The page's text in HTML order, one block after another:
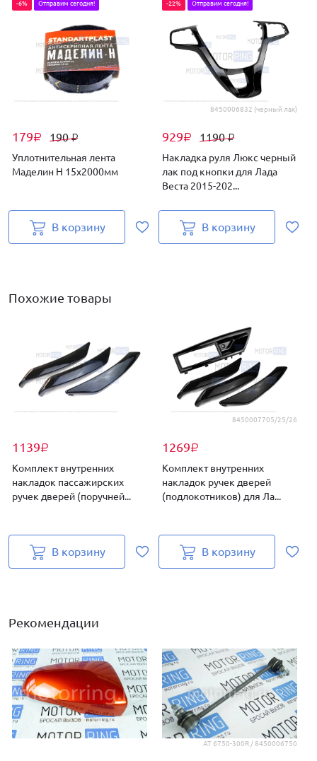
179₽ 190₽
-6% Отправим сегодня!
Уплотнительная лента
Маделин Н 15х2000мм
В корзину
8450006832 (черный лак)
929₽ 1190₽
-22% Отправим сегодня!
Накладка руля Люкс черный
лак под кнопки для Лада
Веста 2015-202...
В корзину
Похожие товары
1139₽
Комплект внутренних
накладок пассажирских
ручек дверей (поручней...
В корзину
8450007705/25/26
1269₽
Комплект внутренних
накладок ручек дверей
(подлокотников) для Ла...
В корзину
Рекомендации
AT 6750-300R / 8450006750